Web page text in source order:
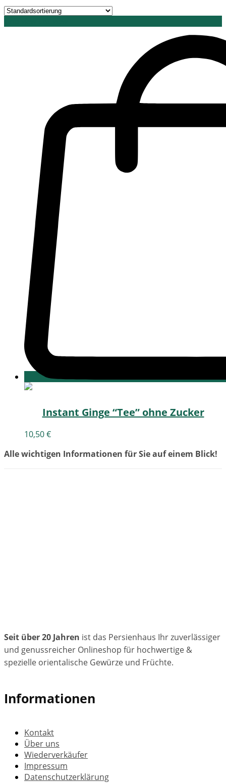
Instant Ginge “Tee” ohne Zucker
10,50€
Alle wichtigen Informationen für Sie auf einem Blick!
Seit über 20 Jahren ist das Persienhaus Ihr zuverlässiger
und genussreicher Onlineshop für hochwertige &
spezielle orientalische Gewürze und Früchte.
Informationen
Kontakt
Über uns
Wiederverkäufer
Impressum
Datenschutzerklärung